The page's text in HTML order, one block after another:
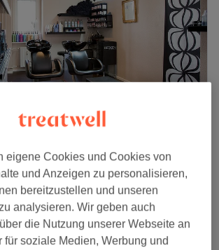
1571 Bewertungen
Auf Karte anzeigen
(ab Preise)
(je nach Haarlänge ab
eigene Cookies und Cookies von
und Anzeigen zu personalisieren,
bereitzustellen und unseren
analysieren. Wir geben auch
die Nutzung unserer Webseite an
für soziale Medien, Werbung und